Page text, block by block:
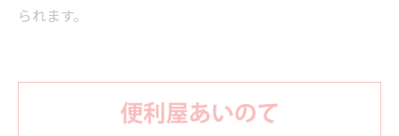
られます。